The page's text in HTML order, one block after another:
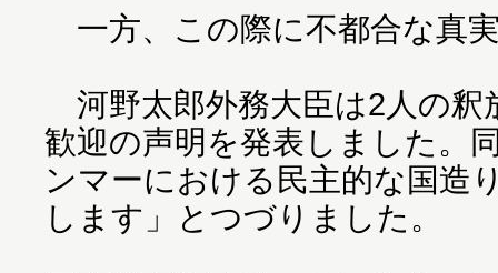
一方、この際に不都合な真
河野太郎外務大臣は2人の釈
歓迎の声明を発表しました。
ンマーにおける民主的な国造
します」とつづりました。